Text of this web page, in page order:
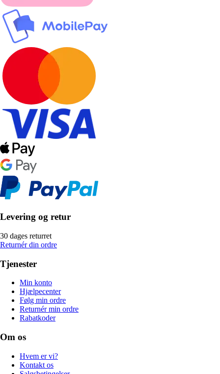
Levering og retur
30 dages returret
Returnér din ordre
Tjenester
Min konto
Hjælpecenter
Følg min ordre
Returnér min ordre
Rabatkoder
Om os
Hvem er vi?
Kontakt os